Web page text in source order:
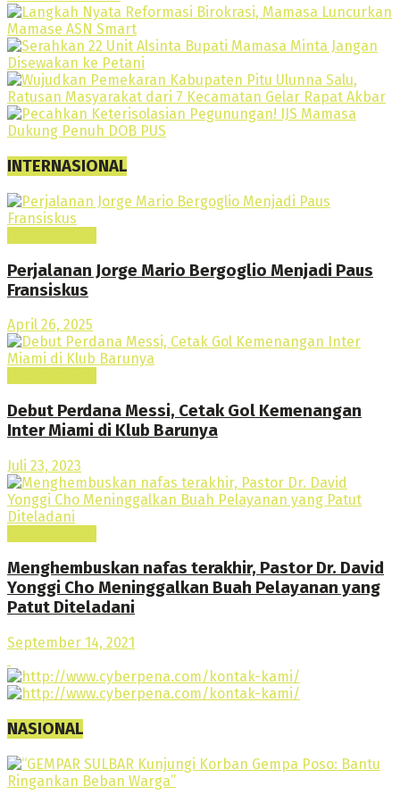
INTERNASIONAL
Perjalanan Jorge Mario Bergoglio Menjadi Paus
Fransiskus
April 26, 2025
Debut Perdana Messi, Cetak Gol Kemenangan
Inter Miami di Klub Barunya
Juli 23, 2023
Menghembuskan nafas terakhir, Pastor Dr. David
Yonggi Cho Meninggalkan Buah Pelayanan yang
Patut Diteladani
September 14, 2021
NASIONAL